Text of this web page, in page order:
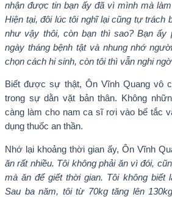
nhận được tin bạn ấy đã vì mình mà
Hiện tại, đôi lúc tôi nghĩ lại cũng tự trách
như vậy thôi, còn bạn thì sao? Bạn ấy
ngày tháng bệnh tật và nhung nhớ
chọn cách hi sinh, còn tôi thì vẫn nghi
Biết được sự thật, Ôn Vĩnh Quang vô
trong sự dằn vặt bản thân. Không
càng làm cho nam ca sĩ rơi vào bế tắc
dụng thuốc an thần.
Nhớ lại khoảng thời gian ấy, Ôn Vĩnh
ăn rất nhiều. Tôi không phải ăn vì đói,
mà ăn để giết thời gian. Tôi không biết
Sau ba năm, tôi từ 70kg tăng lên